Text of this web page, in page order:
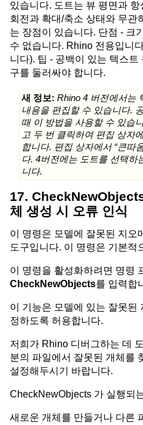
있습니다. 도트는 뷰 평면과
회전과 확대/축소 상태와 무관
는 장점이 있습니다. 단점 - 크
수 없습니다. Rhino 전용입니
니다). 팁 - 공백이 있는 텍스
구를 둘러싸야 합니다.
새 정보: Rhino 4 버전에서는
내용을 편집할 수 있습니다.
때 이 방법을 사용할 수 있습
고 두 번 클릭하여 편집 상자
합니다. 편집 상자에서 “큰따
다. 4버전에는 도트를 선택하
니다.
17.
체 생성 시 오류 인식
이 명령은 모델에 잘못된 지오
도구입니다. 이 명령은 기본적
이 명령을 활성화하려면 명령
CheckNewObjects를 입력합
이 기능은 모델에 있는 잘못된
정하도록 허용합니다.
저희가 Rhino 디버그하는 데
분의 파일에서 잘못된 개체를
설정해두시기 바랍니다.
CheckNewObjects 가 실행되
새로운 개체를 만들거나 다른